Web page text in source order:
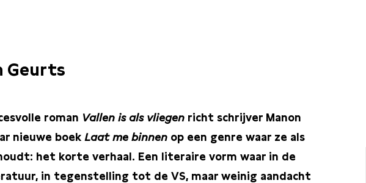
Geurts
roman Vallen is als vliegen richt schrijver Manon
nieuwe boek Laat me binnen op een genre waar ze als
het korte verhaal. Een literaire vorm waar in de
in tegenstelling tot de VS, maar weinig aandacht